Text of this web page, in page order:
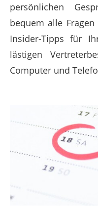
persönlichen
bequem alle
Insider-Tipps für
lästigen
Computer und